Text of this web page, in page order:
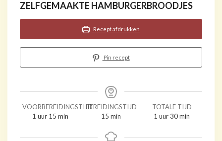
ZELFGEMAAKTE HAMBURGERBROODJES
Recept afdrukken
Pin recept
VOORBEREIDINGSTIJD
1 uur
uur 15minuten
min
BEREIDINGSTIJD
15 minuten
min
TOTALE TIJD
1 uur
uur30minuten
min